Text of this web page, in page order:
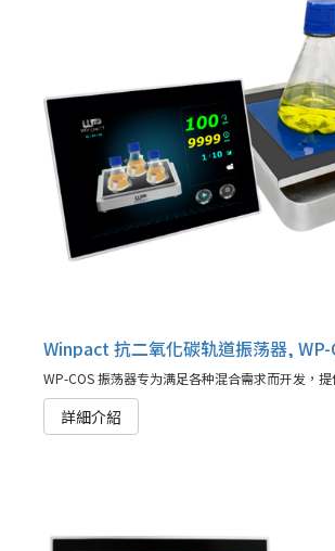
Winpact 抗二氧化碳轨道振荡器, WP-
詳細介紹